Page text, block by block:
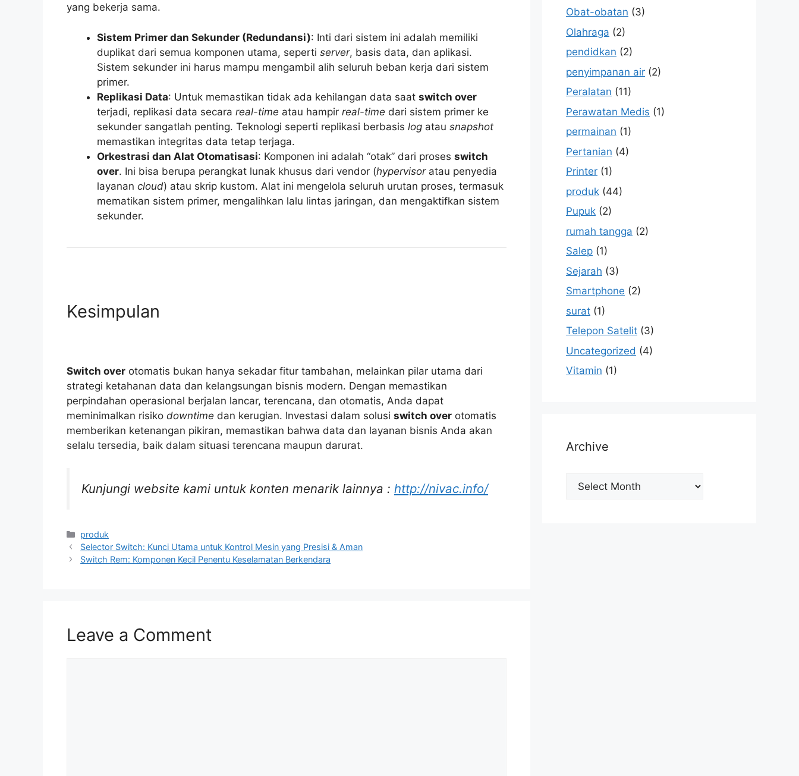
yang bekerja sama.
Sistem Primer dan Sekunder (Redundansi): Inti dari sistem ini adalah memiliki
duplikat dari semua komponen utama, seperti server, basis data, dan aplikasi.
Sistem sekunder ini harus mampu mengambil alih seluruh beban kerja dari sistem
primer.
Replikasi Data: Untuk memastikan tidak ada kehilangan data saat switch over
terjadi, replikasi data secara real-time atau hampir real-time dari sistem primer ke
sekunder sangatlah penting. Teknologi seperti replikasi berbasis log atau snapshot
memastikan integritas data tetap terjaga.
Orkestrasi dan Alat Otomatisasi: Komponen ini adalah “otak” dari proses switch
over. Ini bisa berupa perangkat lunak khusus dari vendor (hypervisoratau penyedia
layanan cloud) atau skrip kustom. Alat ini mengelola seluruh urutan proses, termasuk
mematikan sistem primer, mengalihkan lalu lintas jaringan, dan mengaktifkan sistem
sekunder.
Kesimpulan
Switch over otomatis bukan hanya sekadar fitur tambahan, melainkan pilar utama dari
strategi ketahanan data dan kelangsungan bisnis modern. Dengan memastikan
perpindahan operasional berjalan lancar, terencana, dan otomatis, Anda dapat
meminimalkan risiko downtime dan kerugian. Investasi dalam solusi switch over otomatis
memberikan ketenangan pikiran, memastikan bahwa data dan layanan bisnis Anda akan
selalu tersedia, baik dalam situasi terencana maupun darurat.
Kunjungi website kami untuk konten menarik lainnya : http://nivac.info/
Categories
produk
Selector Switch: Kunci Utama untuk Kontrol Mesin yang Presisi & Aman
Switch Rem: Komponen Kecil Penentu Keselamatan Berkendara
Leave a Comment
Obat-obatan (3)
Olahraga (2)
pendidkan (2)
penyimpanan air (2)
Peralatan (11)
Perawatan Medis (1)
permainan (1)
Pertanian (4)
Printer (1)
produk (44)
Pupuk (2)
rumah tangga (2)
Salep (1)
Sejarah (3)
Smartphone (2)
surat (1)
Telepon Satelit (3)
Uncategorized (4)
Vitamin (1)
Archive
Archive